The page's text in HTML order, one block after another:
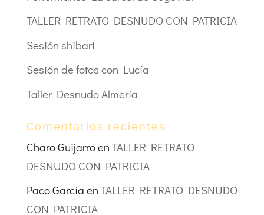
TALLER RETRATO DESNUDO CON PATRICIA
Sesión shibari
Sesión de fotos con Lucía
Taller Desnudo Almería
Comentarios recientes
Charo Guijarroen TALLER RETRATO
DESNUDO CON PATRICIA
Paco García en TALLER RETRATO DESNUDO
CON PATRICIA